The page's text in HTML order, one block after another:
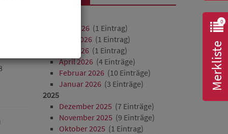
0
Merkliste
Juli 2026(1 Eintrag)
Juni 2026(1 Eintrag)
Mai 2026(1 Eintrag)
April 2026(4 Einträge)
Februar 2026(10 Einträge)
Januar 2026(3 Einträge)
2025
Dezember 2025 (7 Einträge)
November 2025 (9 Einträge)
Oktober 2025 (1 Eintrag)